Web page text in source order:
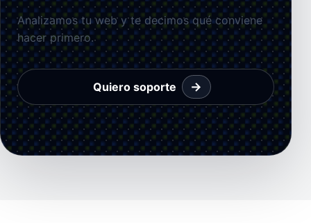
Analizamos tu web y te decimos qué conviene
hacer primero.
Quiero soporte →